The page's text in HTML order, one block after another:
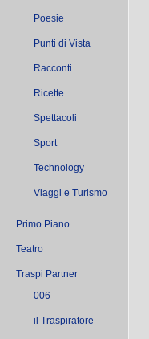
Poesie
Punti di Vista
Racconti
Ricette
Spettacoli
Sport
Technology
Viaggi e Turismo
Primo Piano
Teatro
Traspi Partner
006
il Traspiratore